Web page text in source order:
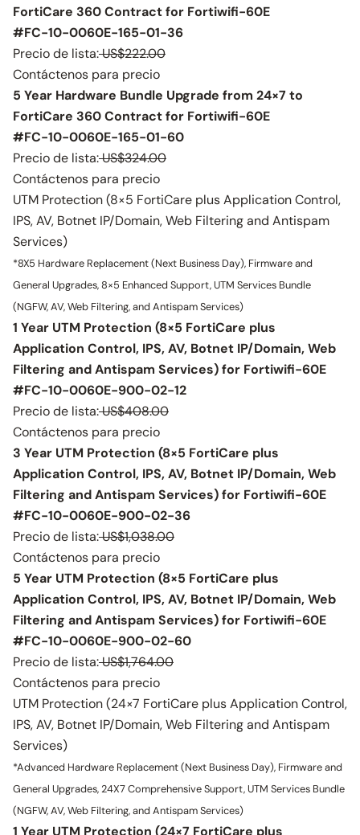
FortiCare 360 Contract for Fortiwifi-60E
#FC-10-0060E-165-01-36
Precio de lista:US$222.00
Contáctenos para precio
5 Year Hardware Bundle Upgrade from 24×7 to
FortiCare 360 Contract for Fortiwifi-60E
#FC-10-0060E-165-01-60
Precio de lista:US$324.00
Contáctenos para precio
UTM Protection (8×5 FortiCare plus Application Control,
IPS, AV, Botnet IP/Domain, Web Filtering and Antispam
Services)
*8X5 Hardware Replacement (Next Business Day), Firmware and
General Upgrades, 8×5 Enhanced Support, UTM Services Bundle
(NGFW, AV, Web Filtering, and Antispam Services)
1 Year UTM Protection (8×5 FortiCare plus
Application Control, IPS, AV, Botnet IP/Domain, Web
Filtering and Antispam Services) for Fortiwifi-60E
#FC-10-0060E-900-02-12
Precio de lista:US$408.00
Contáctenos para precio
3 Year UTM Protection (8×5 FortiCare plus
Application Control, IPS, AV, Botnet IP/Domain, Web
Filtering and Antispam Services) for Fortiwifi-60E
#FC-10-0060E-900-02-36
Precio de lista:US$1,038.00
Contáctenos para precio
5 Year UTM Protection (8×5 FortiCare plus
Application Control, IPS, AV, Botnet IP/Domain, Web
Filtering and Antispam Services) for Fortiwifi-60E
#FC-10-0060E-900-02-60
Precio de lista:US$1,764.00
Contáctenos para precio
UTM Protection (24×7 FortiCare plus Application Control,
IPS, AV, Botnet IP/Domain, Web Filtering and Antispam
Services)
*Advanced Hardware Replacement (Next Business Day), Firmware and
General Upgrades, 24X7 Comprehensive Support, UTM Services Bundle
(NGFW, AV, Web Filtering, and Antispam Services)
1 Year UTM Protection (24×7 FortiCare plus